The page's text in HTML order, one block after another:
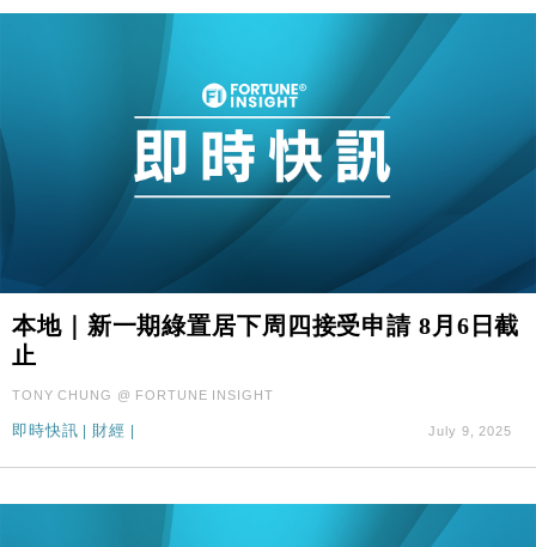
本地｜新一期綠置居下周四接受申請 8月6日截
止
TONY CHUNG @ FORTUNE INSIGHT
即時快訊 財經 July 9, 2025